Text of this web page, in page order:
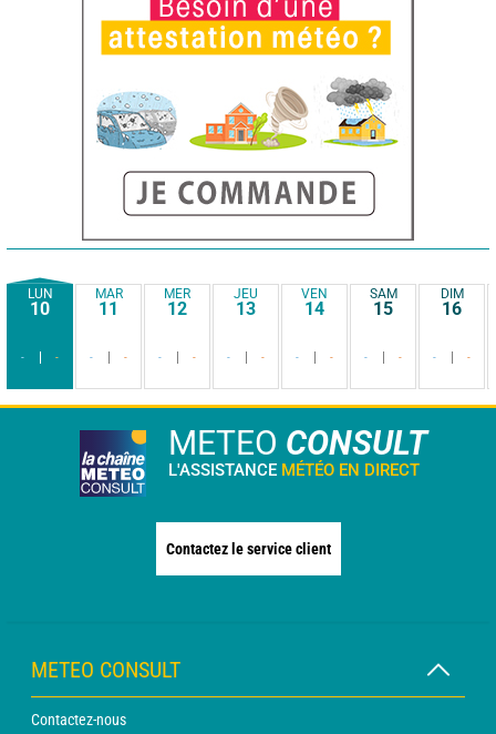
LUN
10
- -
MAR
11
- -
MER
12
- -
JEU
13
- -
VEN
14
- -
SAM
15
- -
DIM
16
- -
METEO CONSULT
L'ASSISTANCE MÉTÉO EN DIRECT
Contactez le service client
METEO CONSULT
Contactez-nous